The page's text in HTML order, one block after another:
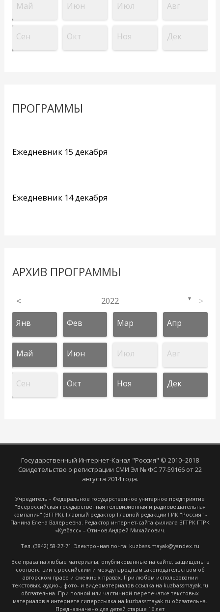
Май Июн Июл Авг
Сен Окт Ноя Дек
ПРОГРАММЫ
Ежедневник 15 декабря
Ежедневник 14 декабря
АРХИВ ПРОГРАММЫ
< 2022 ▼ >
Янв Фев Мар Апр
Май Июн Июл Авг
Сен Окт Ноя Дек
Государственный Интернет-Канал "Россия" © 2010–2018
Свидетельство о регистрации СМИ Эл № ФС 77-59166 от 22
августа 2014 года.
Учредитель - Федеральное государственное унитарное предприятие
"Всероссийская государственная телевизионная и радиовещательная
компания" (ВГТРК). Главный редактор Главной редакции ГИК "Россия" -
Панина Елена Валерьевна. Редактор интернет-сайта филиала ВГТРК ГТРК
«Кузбасс» – Отинов Андрей Михайлович.
Тел. (3842) 58-27-71. Электронная почта: kuzbass.mayak@yandex.ru
Все права на любые материалы, опубликованные на сайте, защищены в
соответствии с российским и международным законодательством об
авторском праве и смежных правах. При любом использовании
текстовых, аудио-, фото- и видеоматериалов ссылка на kuzbassmayak.ru
обязательна. При полной или частичной перепечатке текстовых
материалов в интернете гиперссылка на kuzbassmayak.ru обязательна.
Предназначено для детей старше 16 лет